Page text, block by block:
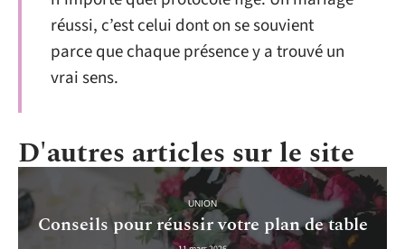
réussi, c’est celui dont on se souvient
parce que chaque présence y a trouvé un
vrai sens.
D'autres articles sur le site
UNION
Conseils pour réussir votre plan de table